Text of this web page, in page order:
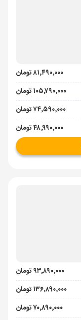
۸۱٬۴۹۰٬۰۰۰ تومان
۱۰۵٬۷۹۰٬۰۰۰ تومان
۷۴٬۵۹۰٬۰۰۰ تومان
۴۸٬۹۹۰٬۰۰۰ تومان
۹۳٬۸۹۰٬۰۰۰ تومان
۱۳۶٬۸۹۰٬۰۰۰ تومان
۷۰٬۸۹۰٬۰۰۰ تومان